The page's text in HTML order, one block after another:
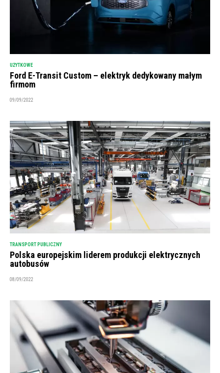
UŻYTKOWE
Ford E-Transit Custom – elektryk dedykowany małym
firmom
09/09/2022
TRANSPORT PUBLICZNY
Polska europejskim liderem produkcji elektrycznych
autobusów
08/09/2022